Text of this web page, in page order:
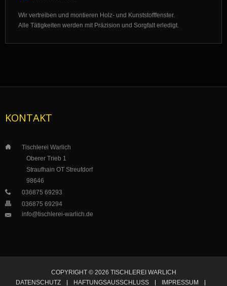
Wir vertreiben und montieren Holz- und Kunststofffenster.
Alle Tätigkeiten werden mit Präzision und Sorgfalt erledigt.
KONTAKT
Tischlerei Warlich
Oberer Trieb 1
Straufhain OT Streufdorf
98646
036875 69293
036875 69294
info@tischlerei-warlich.de
COPYRIGHT © 2026 TISCHLEREI WARLICH
DATENSCHUTZ
HAFTUNGSAUSSCHLUSS IMPRESSUM